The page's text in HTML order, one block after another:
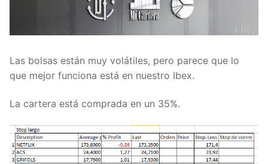
Las bolsas están muy volátiles, pero parece que lo
que mejor funciona está en nuestro Ibex.
La cartera está comprada en un 35%.